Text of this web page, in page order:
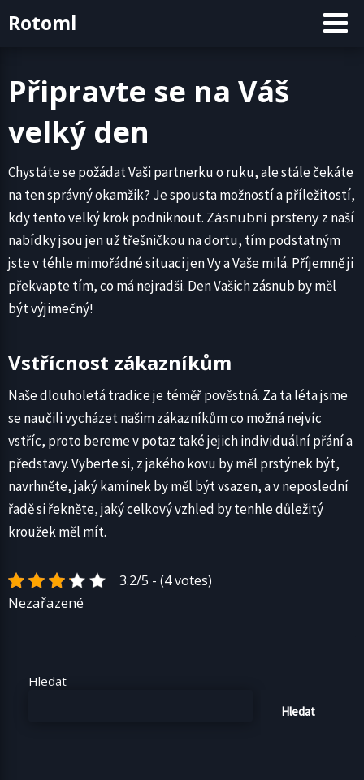
toRotoml
Připravte se na Váš
velký den
Chystáte se požádat Vaši partnerku o ruku, ale stále čekáte
na ten správný okamžik? Je spousta možností a příležitostí,
kdy tento velký krok podniknout. Zásnubní prstenyz naší
nabídky jsou jen už třešničkou na dortu, tím podstatným
jste v téhle mimořádné situaci jen Vy a Vaše milá. Příjemně ji
překvapte tím, co má nejradši. Den Vašich zásnub by měl
být výjimečný!
Vstřícnost zákazníkům
Naše dlouholetá tradice je téměř pověstná. Za ta léta jsme
se naučili vycházet našim zákazníkům co možná nejvíc
vstříc, proto bereme v potaz také jejich individuální přání a
představy. Vyberte si, z jakého kovu by měl prstýnek být,
navrhněte, jaký kamínek by měl být vsazen, a v neposlední
řadě si řekněte, jaký celkový vzhled by tenhle důležitý
kroužek měl mít.
3.2/5 - (4 votes)
Nezařazené
Hledat
Hledat